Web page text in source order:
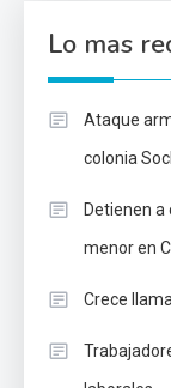
Lo mas
Ataque
colonia
Detienen
menor en
Crece